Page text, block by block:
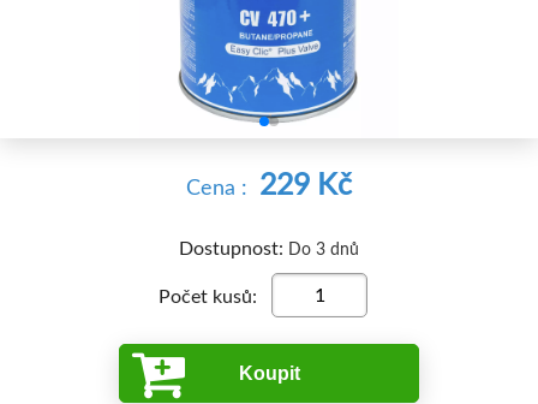
Cena : 229 Kč
Dostupnost: Do 3 dnů
Počet kusů:
Koupit